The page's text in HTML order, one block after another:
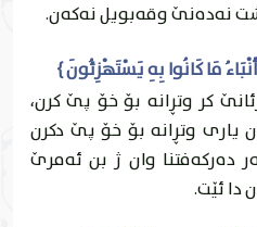
نه‌ده‌نێ وقه‌بويل نه‌كه‌ن.
كر وتڕانه‌ بۆ خۆ پێ كرن،
وتڕانه‌ بۆ خۆ پێ دكرن
ده‌ركه‌فتنا وان ژ بن ئه‌مرێ
ئێت.